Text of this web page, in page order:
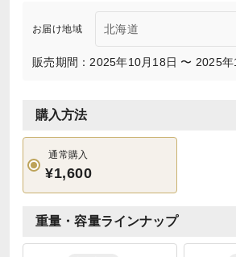
お届け地域
販売期間：2025年10月18日 〜 2025年
購入方法
通常購入
¥1,600
重量・容量ラインナップ